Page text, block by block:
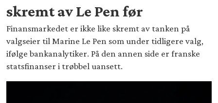
skremt av Le Pen før
Finansmarkedet er ikke like skremt av tanken på
valgseier til Marine Le Pen som under tidligere valg,
ifølge bankanalytiker. På den annen side er franske
statsfinanser i trøbbel uansett.